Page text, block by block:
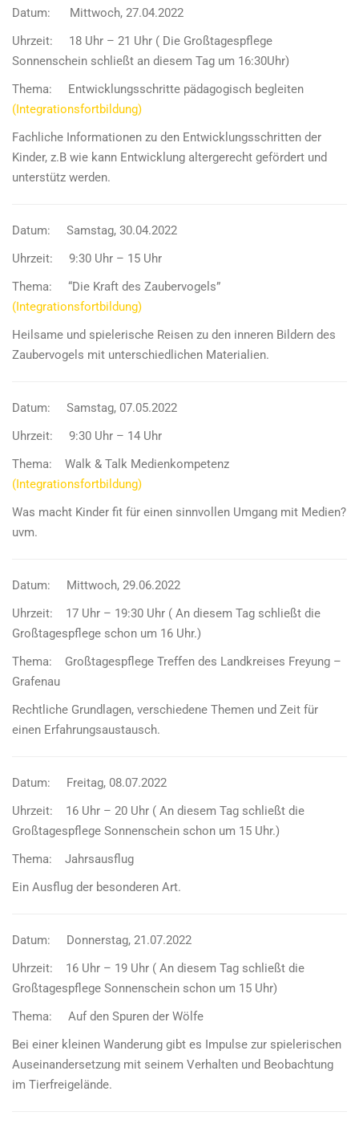
Datum: Mittwoch, 27.04.2022
Uhrzeit: 18 Uhr – 21 Uhr ( Die Großtagespflege
Sonnenschein schließt an diesem Tag um 16:30Uhr)
Thema: Entwicklungsschritte pädagogisch begleiten
(Integrationsfortbildung)
Fachliche Informationen zu den Entwicklungsschritten der
Kinder, z.B wie kann Entwicklung altergerecht gefördert und
unterstütz werden.
Datum: Samstag, 30.04.2022
Uhrzeit: 9:30 Uhr – 15 Uhr
Thema: “Die Kraft des Zaubervogels”
(Integrationsfortbildung)
Heilsame und spielerische Reisen zu den inneren Bildern des
Zaubervogels mit unterschiedlichen Materialien.
Datum: Samstag, 07.05.2022
Uhrzeit: 9:30 Uhr – 14 Uhr
Thema: Walk & Talk Medienkompetenz
(Integrationsfortbildung)
Was macht Kinder fit für einen sinnvollen Umgang mit Medien?
uvm.
Datum: Mittwoch, 29.06.2022
Uhrzeit: 17 Uhr – 19:30 Uhr ( An diesem Tag schließt die
Großtagespflege schon um 16 Uhr.)
Thema: Großtagespflege Treffen des Landkreises Freyung –
Grafenau
Rechtliche Grundlagen, verschiedene Themen und Zeit für
einen Erfahrungsaustausch.
Datum: Freitag, 08.07.2022
Uhrzeit: 16 Uhr – 20 Uhr ( An diesem Tag schließt die
Großtagespflege Sonnenschein schon um 15 Uhr.)
Thema: Jahrsausflug
Ein Ausflug der besonderen Art.
Datum: Donnerstag, 21.07.2022
Uhrzeit: 16 Uhr – 19 Uhr ( An diesem Tag schließt die
Großtagespflege Sonnenschein schon um 15 Uhr)
Thema: Auf den Spuren der Wölfe
Bei einer kleinen Wanderung gibt es Impulse zur spielerischen
Auseinandersetzung mit seinem Verhalten und Beobachtung
im Tierfreigelände.